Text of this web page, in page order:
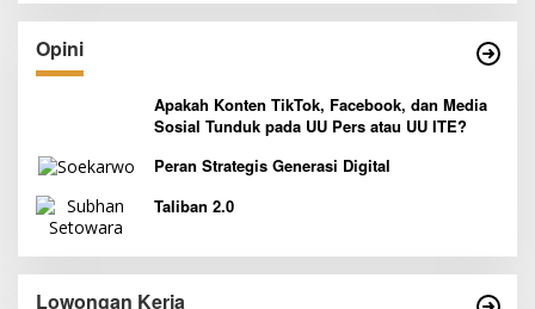
Opini
Apakah Konten TikTok, Facebook, dan Media
Sosial Tunduk pada UU Pers atau UU ITE?
Peran Strategis Generasi Digital
Taliban 2.0
Lowongan Kerja